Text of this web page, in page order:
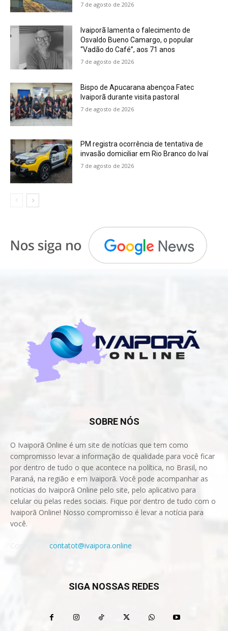
7 de agosto de 2026
Ivaiporã lamenta o falecimento de
Osvaldo Bueno Camargo, o popular
“Vadão do Café”, aos 71 anos
7 de agosto de 2026
Bispo de Apucarana abençoa Fatec
Ivaiporã durante visita pastoral
7 de agosto de 2026
PM registra ocorrência de tentativa de
invasão domiciliar em Rio Branco do Ivaí
7 de agosto de 2026
SOBRE NÓS
O Ivaiporã Online é um site de notícias que tem como
compromisso levar a informação de qualidade para você ficar
por dentro de tudo o que acontece na política, no Brasil, no
Paraná, na região e em Ivaiporã. Você pode acompanhar as
notícias do Ivaiporã Online pelo site, pelo aplicativo para
celular ou pelas redes sociais. Fique por dentro de tudo com o
Ivaiporã Online! Nosso compromisso é levar a notícia para
você.
contatot@ivaipora.online
SIGA NOSSAS REDES